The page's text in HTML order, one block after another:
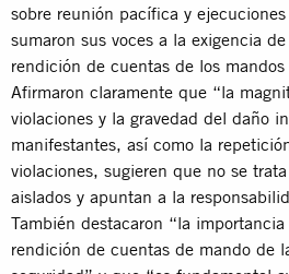
sobre reunión pacífica y
sumaron sus voces a la exigencia
rendición de cuentas de los mandos
Afirmaron claramente que “la
violaciones y la gravedad del daño
manifestantes, así como la
violaciones, sugieren que no se
aislados y apuntan a la
También destacaron “la
rendición de cuentas de mando de